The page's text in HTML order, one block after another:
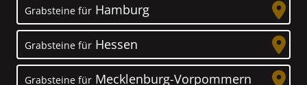
Grabsteine für Hamburg
Grabsteine für Hessen
Grabsteine für Mecklenburg-Vorpommern